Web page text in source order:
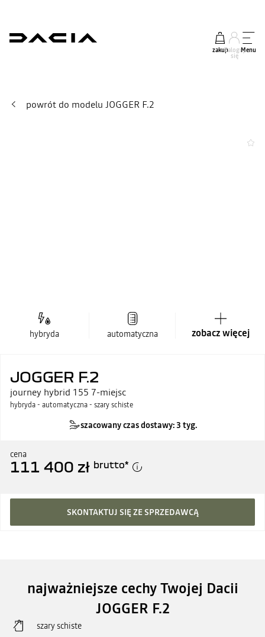
zakupZaloguj
się
Menu
powrót do modelu JOGGER F.2
hybryda automatyczna zobacz więcej
JOGGER F.2
journey hybrid 155 7-miejsc
hybryda - automatyczna - szary schiste
szacowany czas dostawy: 3 tyg.
cena
111 400 zł brutto*
SKONTAKTUJ SIĘ ZE SPRZEDAWCĄ
najważniejsze cechy Twojej Dacii
JOGGER F.2
szary schiste